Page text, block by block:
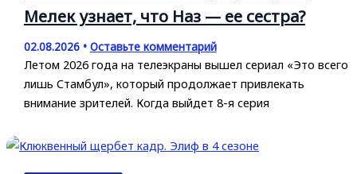
Мелек узнает, что Наз — ее сестра?
02.08.2026 • Оставьте комментарий
Летом 2026 года на телеэкраны вышел сериал «Это всего
лишь Стамбул», который продолжает привлекать
внимание зрителей. Когда выйдет 8-я серия